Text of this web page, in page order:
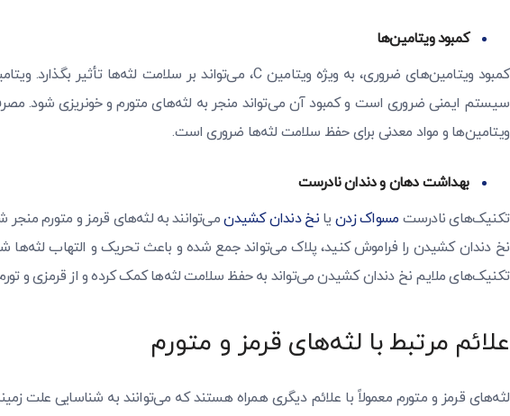
کمبود ویتامین‌ها
سیستم ایمنی ضروری است و کمبود آن می‌تواند منجر به لثه‌های متورم و خونریزی شود.
ویتامین‌ها و مواد معدنی برای حفظ سلامت لثه‌ها ضروری است.
بهداشت دهان و دندان نادرست
تکنیک‌های نادرست مسواک زدنیانخ دندان کشیدنمی‌توانند به لثه‌های قرمز و متورم منجر
نخ دندان کشیدن را فراموش کنید، پلاک می‌تواند جمع شده و باعث تحریک و التهاب لثه‌ها
تکنیک‌های ملایم نخ دندان کشیدن می‌تواند به حفظ سلامت لثه‌ها کمک کرده و از قرمزی و
علائم مرتبط با لثه‌های قرمز و متورم
لثه‌های قرمز و متورم معمولاً با علائم دیگری همراه هستند که می‌توانند به شناسایی علت